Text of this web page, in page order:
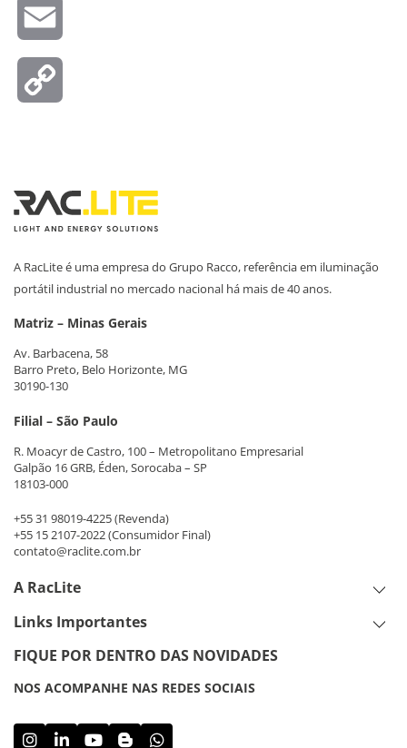
A RacLite é uma empresa do Grupo Racco, referência em iluminação
portátil industrial no mercado nacional há mais de 40 anos.
Matriz – Minas Gerais
Av. Barbacena, 58
Barro Preto, Belo Horizonte, MG
30190-130
Filial – São Paulo
R. Moacyr de Castro, 100 – Metropolitano Empresarial
Galpão 16 GRB, Éden, Sorocaba – SP
18103-000
+55 31 98019-4225(Revenda)
+55 15 2107-2022(Consumidor Final)
contato@raclite.com.br
A RacLite
Links Importantes
FIQUE POR DENTRO DAS NOVIDADES
NOS ACOMPANHE NAS REDES SOCIAIS